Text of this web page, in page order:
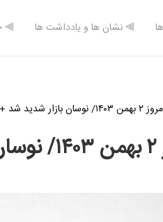
⫸ نشان ها و یادداشت ها ⫸
شد + جدول